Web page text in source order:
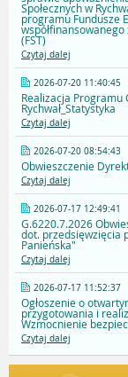
Społecznych w
programu Fundusze
(FST)
Czytaj dalej
2026-07-20 11:40:45
Realizacja Programu
Rychwał_Statystyka
Czytaj dalej
2026-07-20 08:54:43
Obwieszczenie
Czytaj dalej
2026-07-17 12:49:41
G.6220.7.2026
dot. przedsięwzięcia
Panieńska"
Czytaj dalej
2026-07-17 11:52:37
Ogłoszenie o
przygotowania i
Wzmocnienie
Czytaj dalej